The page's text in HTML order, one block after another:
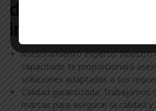
distribuidor de
industriales
Asesoramiento experto: Nuestro
capacitado te proporcionará
soluciones adaptadas a tus
Calidad garantizada: Trabajamos
marcas para asegurar la calidad